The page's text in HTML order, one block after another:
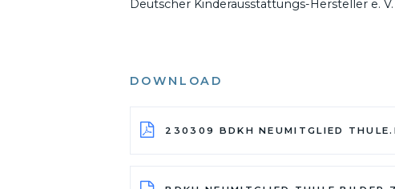
Deutscher Kinderausstattungs-Hersteller e.
DOWNLOAD
230309 BDKH NEUMITGLIED